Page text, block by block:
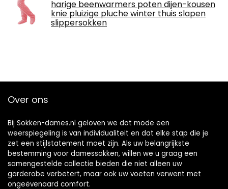
harige beenwarmers poten dijen-kousen
knie pluizige pluche winter thuis slapen
slippersokken
Over ons
Bij Sokken-dames.nl geloven we dat mode een
weerspiegeling is van individualiteit en dat elke stap die je
zet een stijlstatement moet zijn. Als uw belangrijkste
bestemming voor damessokken, willen we u graag een
samengestelde collectie bieden die niet alleen uw
garderobe verbetert, maar ook uw voeten verwent met
ongeëvenaard comfort.